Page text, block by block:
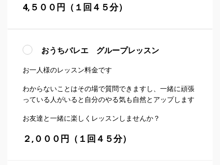
4,５００円（１回４５分）
おうちバレエ グループレッスン
お一人様のレッスン料金です
わからないことはその場で質問できますし、一緒に頑張
っている人がいると自分のやる気も自然とアップします
お友達と一緒に楽しくレッスンしませんか？
２,０００円（１回４５分）